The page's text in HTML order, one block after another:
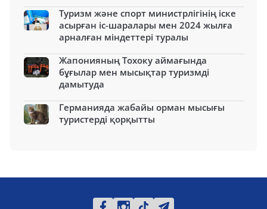
Туризм және спорт министрлігінің іске
асырған іс-шаралары мен 2024 жылға
арналған міндеттері туралы
Жапонияның Тохоку аймағында
бұғылар мен мысықтар туризмді
дамытуда
Германияда жабайы орман мысығы
туристерді қорқытты